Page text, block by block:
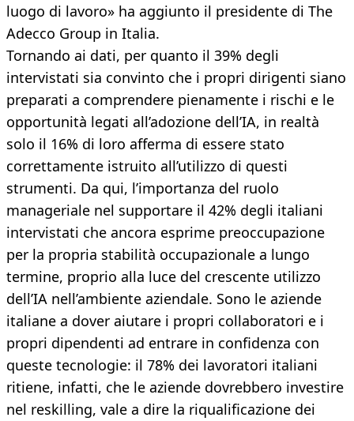
luogo di lavoro» ha aggiunto il presidente di The
Adecco Group in Italia.
Tornando ai dati, per quanto il 39% degli
intervistati sia convinto che i propri dirigenti siano
preparati a comprendere pienamente i rischi e le
opportunità legati all’adozione dell’IA, in realtà
solo il 16% di loro afferma di essere stato
correttamente istruito all’utilizzo di questi
strumenti. Da qui, l’importanza del ruolo
manageriale nel supportare il 42% degli italiani
intervistati che ancora esprime preoccupazione
per la propria stabilità occupazionale a lungo
termine, proprio alla luce del crescente utilizzo
dell’IA nell’ambiente aziendale. Sono le aziende
italiane a dover aiutare i propri collaboratori e i
propri dipendenti ad entrare in confidenza con
queste tecnologie: il 78% dei lavoratori italiani
ritiene, infatti, che le aziende dovrebbero investire
nel reskilling, vale a dire la riqualificazione dei